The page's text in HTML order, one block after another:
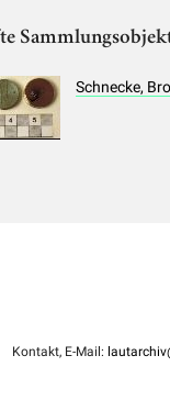
Schnecke,
Kontakt, E-Mail: